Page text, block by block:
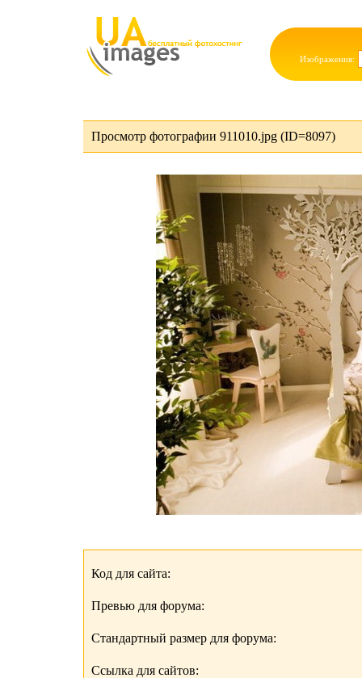
Изображения:
Просмотр фотографии 911010.jpg (ID=8097)
Код для сайта:
Превью для форума:
Стандартный размер для форума:
Ссылка для сайтов: